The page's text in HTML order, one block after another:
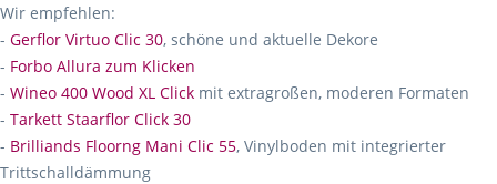
Wir empfehlen:
- Gerflor Virtuo Clic 30, schöne und aktuelle Dekore
- Forbo Allura zum Klicken
- Wineo 400 Wood XL Click mit extragroßen, moderen Formaten
- Tarkett Staarflor Click 30
- Brilliands Floorng Mani Clic 55, Vinylboden mit integrierter
Trittschalldämmung